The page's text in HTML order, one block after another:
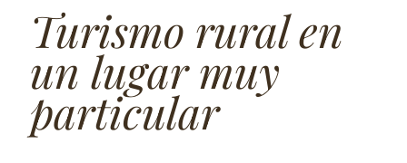
Turismo rural en
un lugar muy
particular